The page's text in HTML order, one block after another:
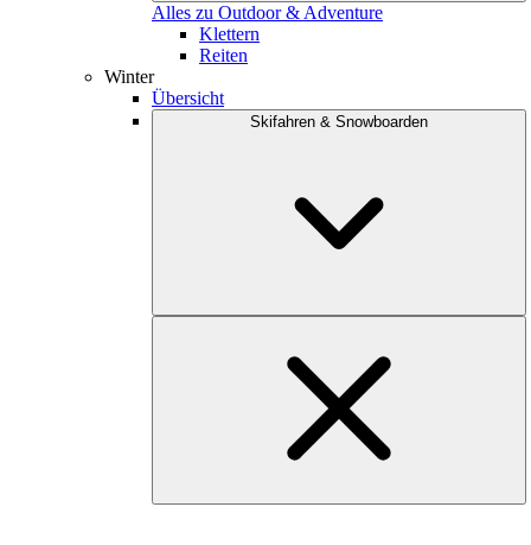
Alles zu Outdoor & Adventure
Klettern
Reiten
Winter
Übersicht
Skifahren & Snowboarden